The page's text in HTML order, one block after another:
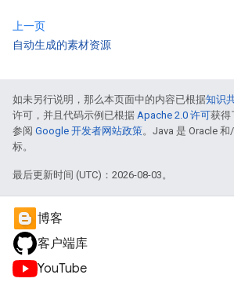
上一页
自动生成的素材资源
如未另行说明，那么本页面中的内容已根据知识
许可，并且代码示例已根据 Apache 2.0 许可获得
参阅 Google 开发者网站政策。Java 是 Oracle
标。
最后更新时间 (UTC)：2026-08-03。
博客
客户端库
YouTube